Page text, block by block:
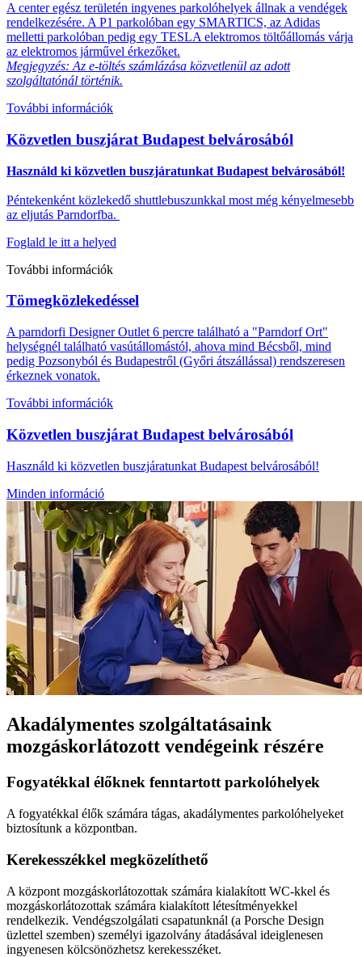
A center egész területén ingyenes parkolóhelyek állnak a vendégek
rendelkezésére. A P1 parkolóban egy SMARTICS, az Adidas
melletti parkolóban pedig egy TESLA elektromos töltőállomás várja
az elektromos járművel érkezőket.
Megjegyzés: Az e-töltés számlázása közvetlenül az adott
szolgáltatónál történik.
További információk
Közvetlen buszjárat Budapest belvárosából
Használd ki közvetlen buszjáratunkat Budapest belvárosából!
Péntekenként közlekedő shuttlebuszunkkal most még kényelmesebb
az eljutás Parndorfba.
Foglald le itt a helyed
További információk
Tömegközlekedéssel
A parndorfi Designer Outlet 6 percre található a "Parndorf Ort"
helységnél található vasútállomástól, ahova mind Bécsből, mind
pedig Pozsonyból és Budapestről (Győri átszállással) rendszeresen
érkeznek vonatok.
További információk
Közvetlen buszjárat Budapest belvárosából
Használd ki közvetlen buszjáratunkat Budapest belvárosából!
Minden információ
Akadálymentes szolgáltatásaink
mozgáskorlátozott vendégeink részére
Fogyatékkal élőknek fenntartott parkolóhelyek
A fogyatékkal élők számára tágas, akadálymentes parkolóhelyeket
biztosítunk a központban.
Kerekesszékkel megközelíthető
A központ mozgáskorlátozottak számára kialakított WC-kkel és
mozgáskorlátozottak számára kialakított létesítményekkel
rendelkezik. Vendégszolgálati csapatunknál (a Porsche Design
üzlettel szemben) személyi igazolvány átadásával ideiglenesen
ingyenesen kölcsönözhetsz kerekesszéket.